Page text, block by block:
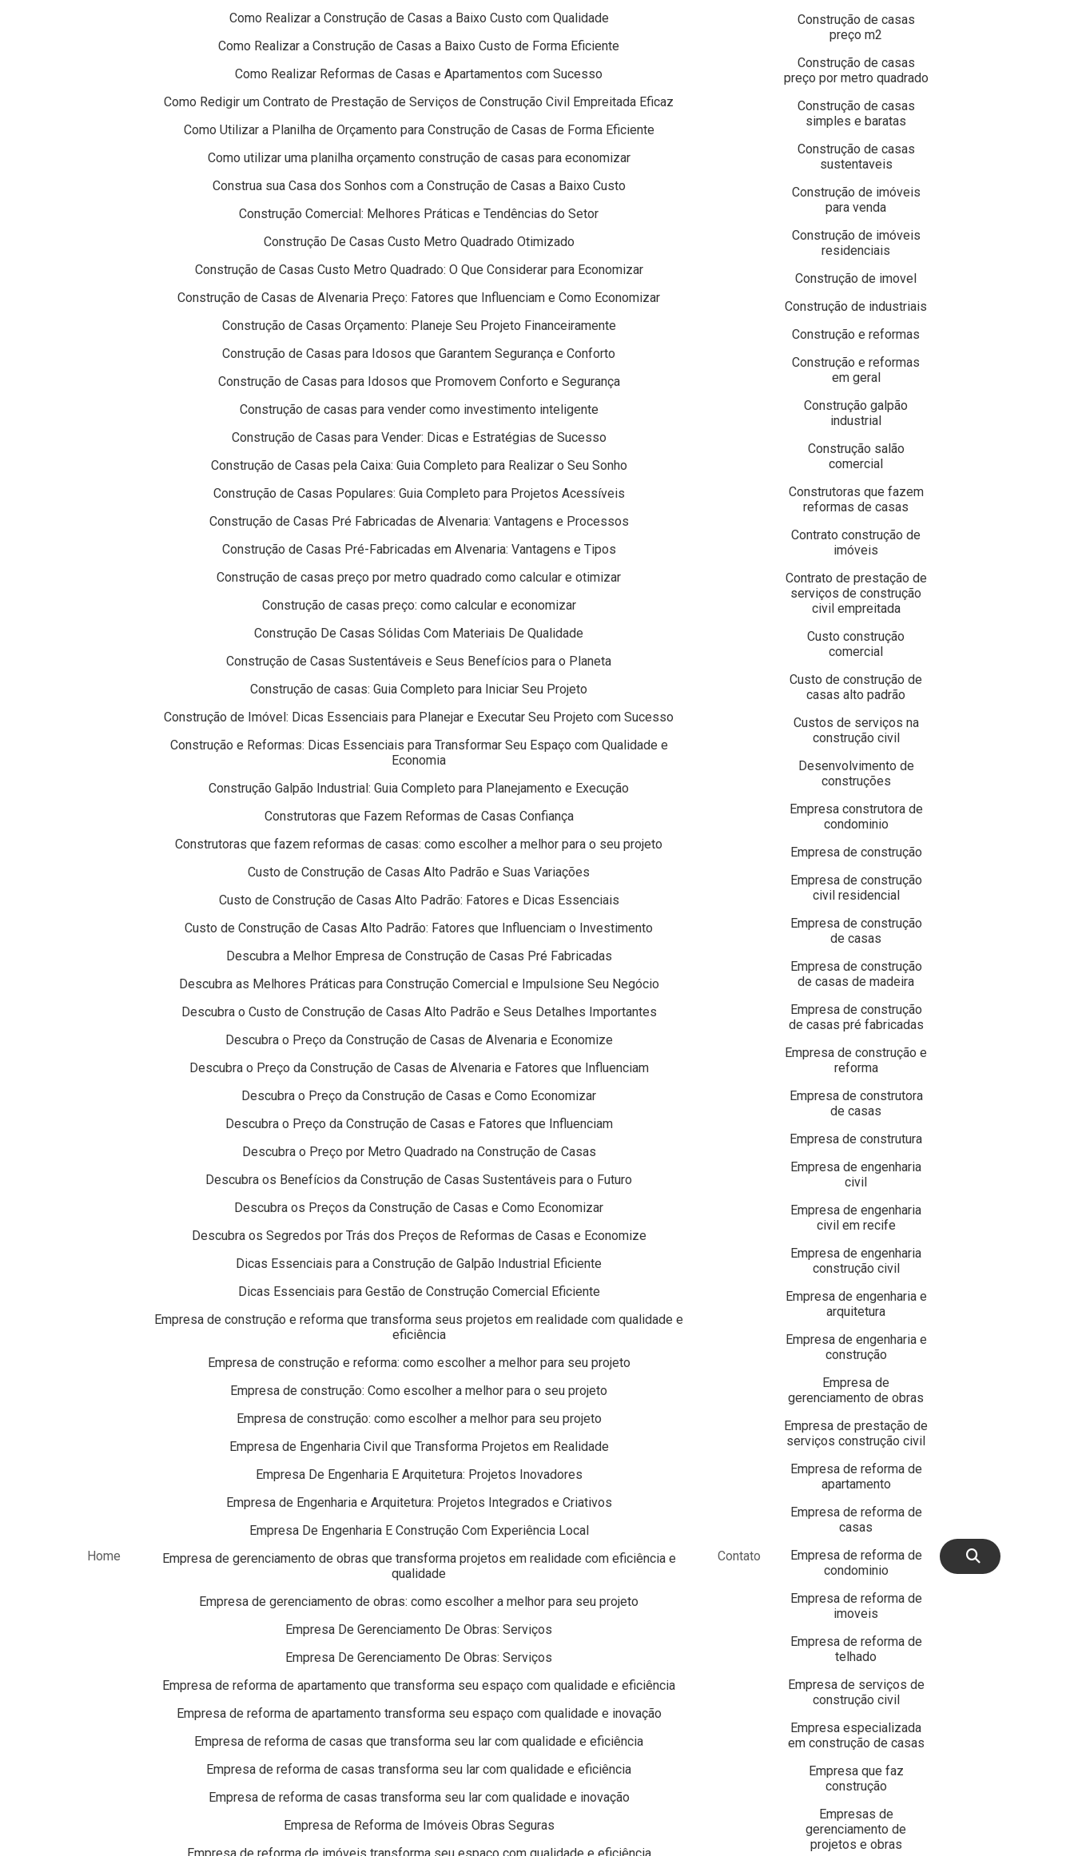
Home
Como Realizar a Construção de Casas a Baixo Custo com Qualidade
Como Realizar a Construção de Casas a Baixo Custo de Forma Eficiente
Como Realizar Reformas de Casas e Apartamentos com Sucesso
Como Redigir um Contrato de Prestação de Serviços de Construção Civil Empreitada Eficaz
Como Utilizar a Planilha de Orçamento para Construção de Casas de Forma Eficiente
Como utilizar uma planilha orçamento construção de casas para economizar
Construa sua Casa dos Sonhos com a Construção de Casas a Baixo Custo
Construção Comercial: Melhores Práticas e Tendências do Setor
Construção De Casas Custo Metro Quadrado Otimizado
Construção de Casas Custo Metro Quadrado: O Que Considerar para Economizar
Construção de Casas de Alvenaria Preço: Fatores que Influenciam e Como Economizar
Construção de Casas Orçamento: Planeje Seu Projeto Financeiramente
Construção de Casas para Idosos que Garantem Segurança e Conforto
Construção de Casas para Idosos que Promovem Conforto e Segurança
Construção de casas para vender como investimento inteligente
Construção de Casas para Vender: Dicas e Estratégias de Sucesso
Construção de Casas pela Caixa: Guia Completo para Realizar o Seu Sonho
Construção de Casas Populares: Guia Completo para Projetos Acessíveis
Construção de Casas Pré Fabricadas de Alvenaria: Vantagens e Processos
Construção de Casas Pré-Fabricadas em Alvenaria: Vantagens e Tipos
Construção de casas preço por metro quadrado como calcular e otimizar
Construção de casas preço: como calcular e economizar
Construção De Casas Sólidas Com Materiais De Qualidade
Construção de Casas Sustentáveis e Seus Benefícios para o Planeta
Construção de casas: Guia Completo para Iniciar Seu Projeto
Construção de Imóvel: Dicas Essenciais para Planejar e Executar Seu Projeto com Sucesso
Construção e Reformas: Dicas Essenciais para Transformar Seu Espaço com Qualidade e
Economia
Construção Galpão Industrial: Guia Completo para Planejamento e Execução
Construtoras que Fazem Reformas de Casas Confiança
Construtoras que fazem reformas de casas: como escolher a melhor para o seu projeto
Custo de Construção de Casas Alto Padrão e Suas Variações
Custo de Construção de Casas Alto Padrão: Fatores e Dicas Essenciais
Custo de Construção de Casas Alto Padrão: Fatores que Influenciam o Investimento
Descubra a Melhor Empresa de Construção de Casas Pré Fabricadas
Descubra as Melhores Práticas para Construção Comercial e Impulsione Seu Negócio
Descubra o Custo de Construção de Casas Alto Padrão e Seus Detalhes Importantes
Descubra o Preço da Construção de Casas de Alvenaria e Economize
Descubra o Preço da Construção de Casas de Alvenaria e Fatores que Influenciam
Descubra o Preço da Construção de Casas e Como Economizar
Descubra o Preço da Construção de Casas e Fatores que Influenciam
Descubra o Preço por Metro Quadrado na Construção de Casas
Descubra os Benefícios da Construção de Casas Sustentáveis para o Futuro
Descubra os Preços da Construção de Casas e Como Economizar
Descubra os Segredos por Trás dos Preços de Reformas de Casas e Economize
Dicas Essenciais para a Construção de Galpão Industrial Eficiente
Dicas Essenciais para Gestão de Construção Comercial Eficiente
Empresa de construção e reforma que transforma seus projetos em realidade com qualidade e
eficiência
Empresa de construção e reforma: como escolher a melhor para seu projeto
Empresa de construção: Como escolher a melhor para o seu projeto
Empresa de construção: como escolher a melhor para seu projeto
Empresa de Engenharia Civil que Transforma Projetos em Realidade
Empresa De Engenharia E Arquitetura: Projetos Inovadores
Empresa de Engenharia e Arquitetura: Projetos Integrados e Criativos
Empresa De Engenharia E Construção Com Experiência Local
Empresa de gerenciamento de obras que transforma projetos em realidade com eficiência e
qualidade
Empresa de gerenciamento de obras: como escolher a melhor para seu projeto
Empresa De Gerenciamento De Obras: Serviços
Empresa De Gerenciamento De Obras: Serviços
Empresa de reforma de apartamento que transforma seu espaço com qualidade e eficiência
Empresa de reforma de apartamento transforma seu espaço com qualidade e inovação
Empresa de reforma de casas que transforma seu lar com qualidade e eficiência
Empresa de reforma de casas transforma seu lar com qualidade e eficiência
Empresa de reforma de casas transforma seu lar com qualidade e inovação
Empresa de Reforma de Imóveis Obras Seguras
Contato
Construção de casas
preço m2
Construção de casas
preço por metro quadrado
Construção de casas
simples e baratas
Construção de casas
sustentaveis
Construção de imóveis
para venda
Construção de imóveis
residenciais
Construção de imovel
Construção de industriais
Construção e reformas
Construção e reformas
em geral
Construção galpão
industrial
Construção salão
comercial
Construtoras que fazem
reformas de casas
Contrato construção de
imóveis
Contrato de prestação de
serviços de construção
civil empreitada
Custo construção
comercial
Custo de construção de
casas alto padrão
Custos de serviços na
construção civil
Desenvolvimento de
construções
Empresa construtora de
condominio
Empresa de construção
Empresa de construção
civil residencial
Empresa de construção
de casas
Empresa de construção
de casas de madeira
Empresa de construção
de casas pré fabricadas
Empresa de construção e
reforma
Empresa de construtora
de casas
Empresa de construtura
Empresa de engenharia
civil
Empresa de engenharia
civil em recife
Empresa de engenharia
construção civil
Empresa de engenharia e
arquitetura
Empresa de engenharia e
construção
Empresa de
gerenciamento de obras
Empresa de prestação de
serviços construção civil
Empresa de reforma de
apartamento
Empresa de reforma de
casas
Empresa de reforma de
condominio
Empresa de reforma de
imoveis
Empresa de reforma de
telhado
Empresa de serviços de
construção civil
Empresa especializada
em construção de casas
Empresa que faz
construção
Empresas de
gerenciamento de
projetos e obras